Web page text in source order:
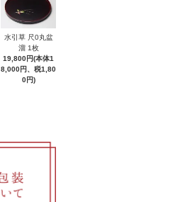
水引草 尺0丸盆
溜 1枚
19,800円(本体1
8,000円、税1,80
0円)